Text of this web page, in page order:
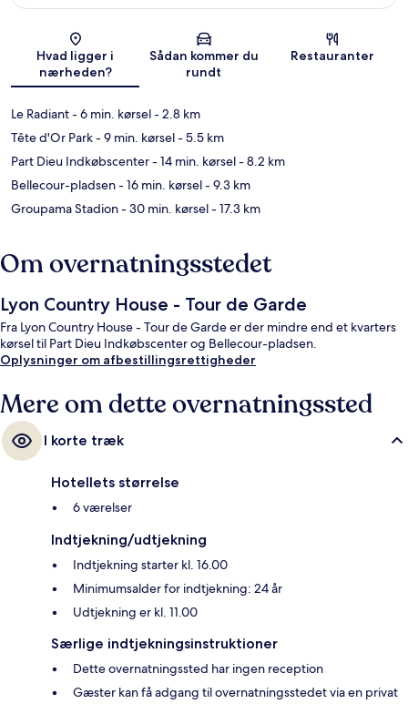
Kort
Hvad ligger i
nærheden?
Sådan kommer du
rundt
Restauranter
Le Radiant- 6 min. kørsel- 2.8 km
Tête d'Or Park- 9 min. kørsel- 5.5 km
Part Dieu Indkøbscenter- 14 min. kørsel- 8.2 km
Bellecour-pladsen- 16 min. kørsel- 9.3 km
Groupama Stadion- 30 min. kørsel- 17.3 km
Om overnatningsstedet
Lyon Country House - Tour de Garde
Fra Lyon Country House - Tour de Garde er der mindre end et kvarters
kørsel til Part Dieu Indkøbscenter og Bellecour-pladsen.
Oplysninger om afbestillingsrettigheder
Mere om dette overnatningssted
I korte træk
Hotellets størrelse
6 værelser
Indtjekning/udtjekning
Indtjekning starter kl. 16.00
Minimumsalder for indtjekning: 24 år
Udtjekning er kl. 11.00
Særlige indtjekningsinstruktioner
Dette overnatningssted har ingen reception
Gæster kan få adgang til overnatningsstedet via en privat